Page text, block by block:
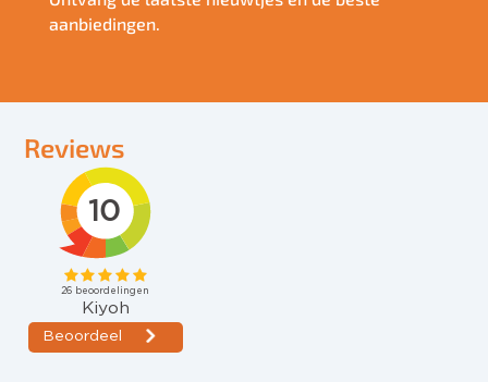
aanbiedingen.
Reviews